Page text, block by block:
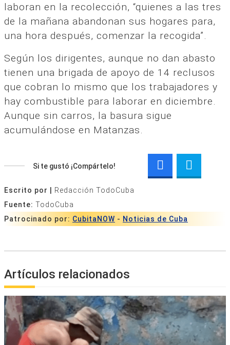
laboran en la recolección, “quienes a las tres
de la mañana abandonan sus hogares para,
una hora después, comenzar la recogida”.
Según los dirigentes, aunque no dan abasto
tienen una brigada de apoyo de 14 reclusos
que cobran lo mismo que los trabajadores y
hay combustible para laborar en diciembre.
Aunque sin carros, la basura sigue
acumulándose en Matanzas.
Si te gustó ¡Compártelo!
Escrito por |
Redacción TodoCuba
Fuente: TodoCuba
Patrocinado por: CubitaNOW - Noticias de Cuba
Artículos relacionados